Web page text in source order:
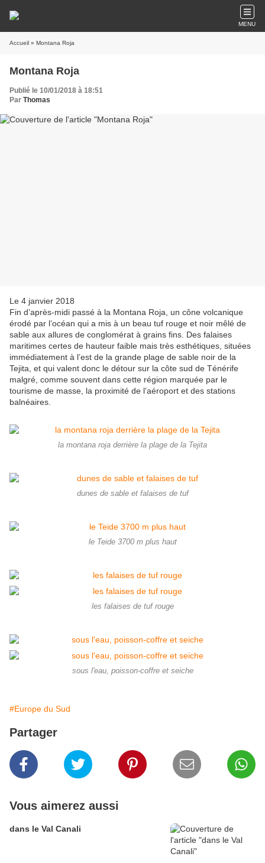
MENU
Accueil » Montana Roja
Montana Roja
Publié le 10/01/2018 à 18:51
Par Thomas
Le 4 janvier 2018
Fin d’après-midi passé à la Montana Roja, un cône volcanique
érodé par l’océan qui a mis à un beau tuf rouge et noir mêlé de
sable aux allures de conglomérat à grains fins. Des falaises
maritimes certes de hauteur faible mais très esthétiques, situées
immédiatement à l’est de la grande plage de sable noir de la
Tejita, et qui valent donc le détour sur la côte sud de Ténérife
malgré, comme souvent dans cette région marquée par le
tourisme de masse, la proximité de l’aéroport et des stations
balnéaires.
la montana roja derrière la plage de la Tejita
dunes de sable et falaises de tuf
le Teide 3700 m plus haut
les falaises de tuf rouge
sous l'eau, poisson-coffre et seiche
#Europe du Sud
Partager
Vous aimerez aussi
dans le Val Canali